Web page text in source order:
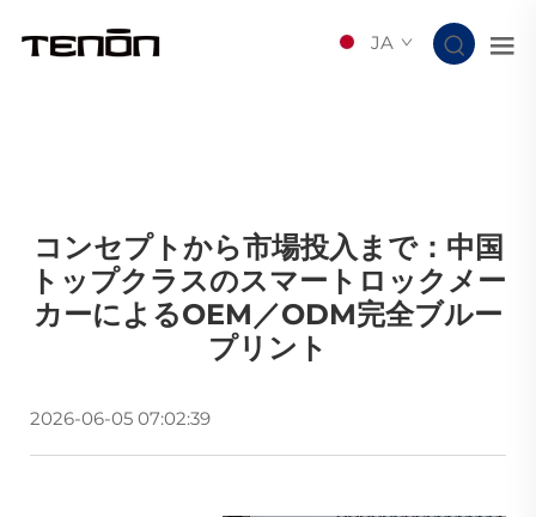
JA
コンセプトから市場投入まで：中国
トップクラスのスマートロックメー
カーによるOEM／ODM完全ブルー
プリント
2026-06-05 07:02:39